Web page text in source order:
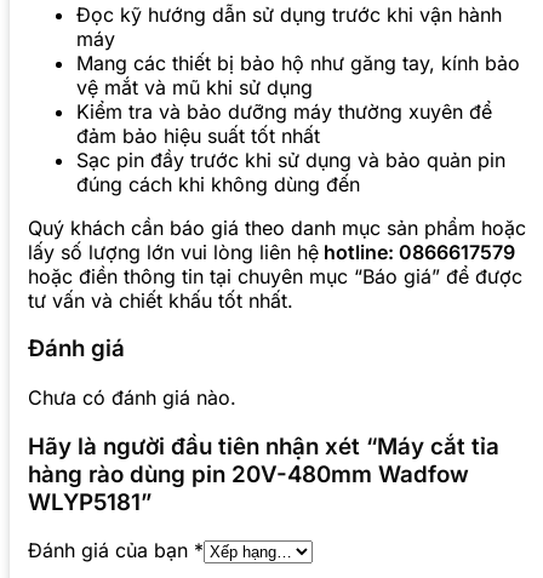
Đọc kỹ hướng dẫn sử dụng trước khi vận hành
máy
Mang các thiết bị bảo hộ như găng tay, kính bảo
vệ mắt và mũ khi sử dụng
Kiểm tra và bảo dưỡng máy thường xuyên để
đảm bảo hiệu suất tốt nhất
Sạc pin đầy trước khi sử dụng và bảo quản pin
đúng cách khi không dùng đến
Quý khách cần báo giá theo danh mục sản phẩm hoặc
lấy số lượng lớn vui lòng liên hệ hotline: 0866617579
hoặc điền thông tin tại chuyên mục “Báo giá” để được
tư vấn và chiết khấu tốt nhất.
Đánh giá
Chưa có đánh giá nào.
Hãy là người đầu tiên nhận xét “Máy cắt tỉa
hàng rào dùng pin 20V-480mm Wadfow
WLYP5181”
Đánh giá của bạn *